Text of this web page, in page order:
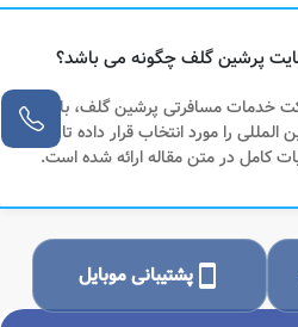
مسافرتی پرشین گلف، باید
المللی را مورد انتخاب قرار داده تا
کامل در متن مقاله ارائه شده است.
smartphoneپشتیبانی موبایل